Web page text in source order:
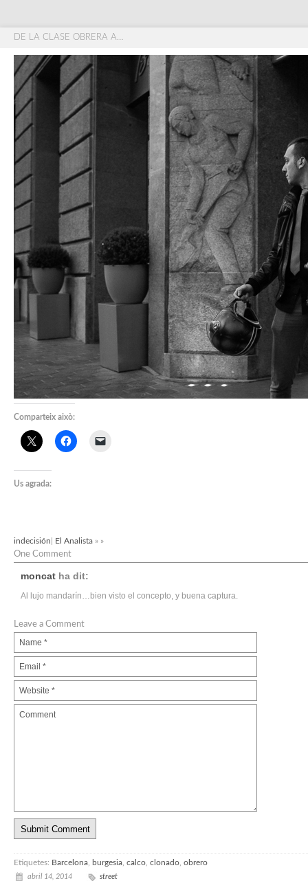
DE LA CLASE OBRERA A…
Comparteix això:
Us agrada:
indecisión El Analista » »
One Comment
moncat ha dit:
Al lujo mandarín…bien visto el concepto, y buena captura.
Leave a Comment
Etiquetes: Barcelona burgesia calco clonado obrero
abril 14, 2014 street